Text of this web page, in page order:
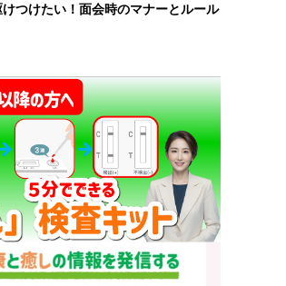
つけたい！面会時のマナーとルール